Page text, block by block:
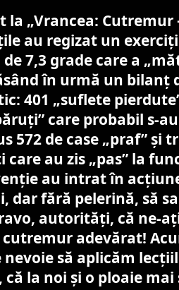
la „Vrancea: Cutremur
au regizat un
7,3 grade care a
în urmă un bilanț
401 „suflete
care probabil s-
572 de case „praf” și
care au zis „pas” la
au intrat în
dar fără pelerină, să
autorități, că ne-
adevărat!
nevoie să aplicăm
la noi și o ploaie mai